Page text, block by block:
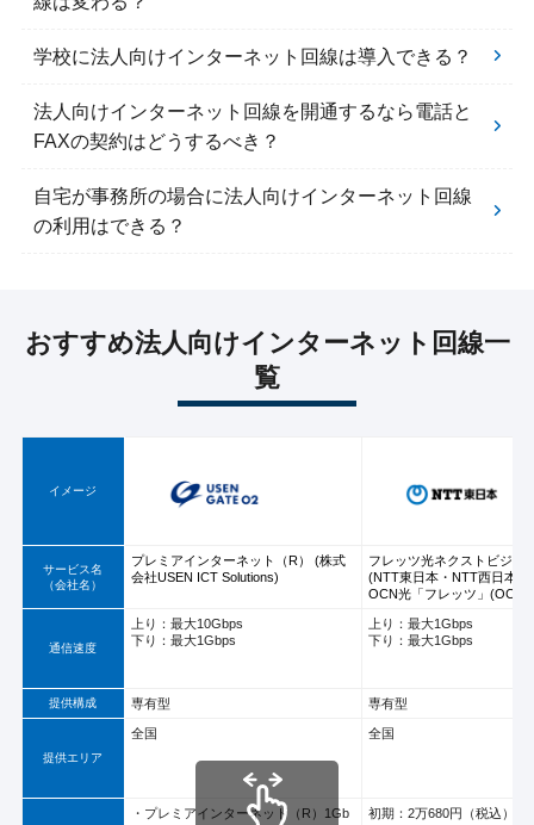
学校に法人向けインターネット回線は導入できる？
法人向けインターネット回線を開通するなら電話と
FAXの契約はどうするべき？
自宅が事務所の場合に法人向けインターネット回線
の利用はできる？
おすすめ法人向けインターネット回線一
覧
イメージ
サービス名
（会社名）
プレミアインターネット（R） (株式
会社USEN ICT Solutions)
フレッツ光ネクストビジネ
(NTT東日本・NTT西日本)
OCN光「フレッツ」(OCN)
通信速度
上り：最大10Gbps
下り：最大1Gbps
上り：最大1Gbps
下り：最大1Gbps
提供構成 専有型 専有型
提供エリア
全国 全国
・プレミアインターネット（R）1Gb
初期：2万680円（税込）